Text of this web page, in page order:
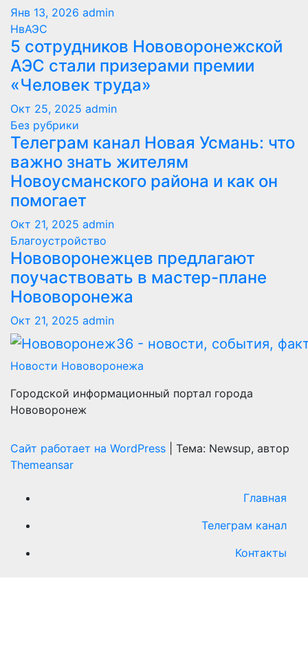
Янв 13, 2026 admin
НвАЭС
5 сотрудников Нововоронежской
АЭС стали призерами премии
«Человек труда»
Окт 25, 2025 admin
Без рубрики
Телеграм канал Новая Усмань: что
важно знать жителям
Новоусманского района и как он
помогает
Окт 21, 2025 admin
Благоустройство
Нововоронежцев предлагают
поучаствовать в мастер-плане
Нововоронежа
Окт 21, 2025 admin
Новости Нововоронежа
Городской информационный портал города
Нововоронеж
Сайт работает на WordPress
Тема: Newsup, автор
Themeansar
Главная
Телеграм канал
Контакты